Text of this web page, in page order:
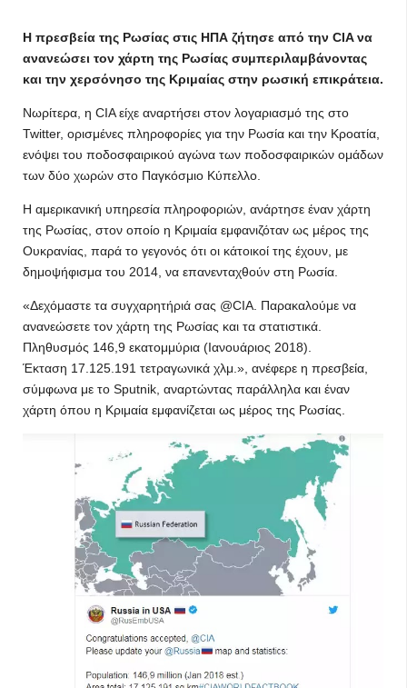
Η πρεσβεία της Ρωσίας στις ΗΠΑ ζήτησε από την CIA να
ανανεώσει τον χάρτη της Ρωσίας συμπεριλαμβάνοντας
και την χερσόνησο της Κριμαίας στην ρωσική επικράτεια.
Νωρίτερα, η CIA είχε αναρτήσει στον λογαριασμό της στο
Twitter, ορισμένες πληροφορίες για την Ρωσία και την Κροατία,
ενόψει του ποδοσφαιρικού αγώνα των ποδοσφαιρικών ομάδων
των δύο χωρών στο Παγκόσμιο Κύπελλο.
Η αμερικανική υπηρεσία πληροφοριών, ανάρτησε έναν χάρτη
της Ρωσίας, στον οποίο η Κριμαία εμφανιζόταν ως μέρος της
Ουκρανίας, παρά το γεγονός ότι οι κάτοικοί της έχουν, με
δημοψήφισμα του 2014, να επανενταχθούν στη Ρωσία.
«Δεχόμαστε τα συγχαρητήριά σας @CIA. Παρακαλούμε να
ανανεώσετε τον χάρτη της Ρωσίας και τα στατιστικά.
Πληθυσμός 146,9 εκατομμύρια (Ιανουάριος 2018).
Έκταση 17.125.191 τετραγωνικά χλμ.», ανέφερε η πρεσβεία,
σύμφωνα με το Sputnik, αναρτώντας παράλληλα και έναν
χάρτη όπου η Κριμαία εμφανίζεται ως μέρος της Ρωσίας.